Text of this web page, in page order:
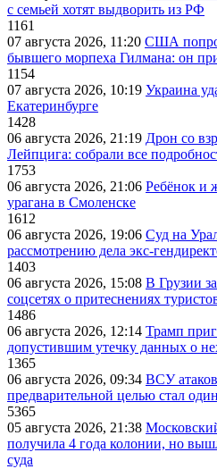
с семьей хотят выдворить из РФ
1161
07 августа 2026, 11:20 США
бывшего морпеха Гилмана: он
1154
07 августа 2026, 10:19 Украина
Екатеринбурге
1428
06 августа 2026, 21:19 Дрон со
Лейпцига: собрали все
1753
06 августа 2026, 21:06 Ребёнок и
урагана в Смоленске
1612
06 августа 2026, 19:06 Суд на
рассмотрению дела экс-
1403
06 августа 2026, 15:08 В Грузии
соцсетях о притеснениях
1486
06 августа 2026, 12:14 Трамп
допустившим утечку данных о
1365
06 августа 2026, 09:34 ВСУ
предварительной целью стал
5365
05 августа 2026, 21:38
получила 4 года колонии, но
суда